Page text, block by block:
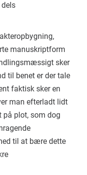
manuskriptform
sker
til benet er der tale
faktisk sker en
man efterladt lidt
plot, som dog
til at bære dette